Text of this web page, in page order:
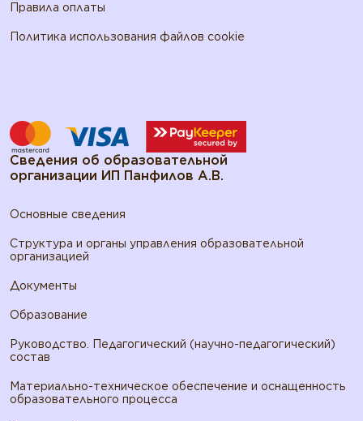
Правила оплаты
Политика использования файлов cookie
Сведения об образовательной
организации ИП Панфилов А.В.
Основные сведения
Структура и органы управления образовательной
организацией
Документы
Образование
Руководство. Педагогический (научно-педагогический)
состав
Материально-техническое обеспечение и оснащенность
образовательного процесса